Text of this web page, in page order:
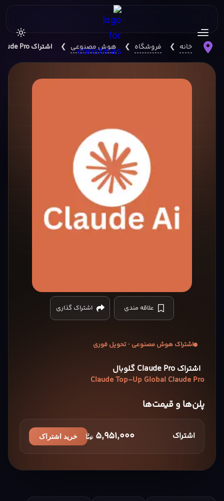
خانه ❯ فروشگاه ❯ هوش مصنوعی ❯ اشتراک Claude Pro گلوبال
Claude
Claude
cover
علاقه مندی اشتراک گذاری
اشتراک هوش مصنوعی · تحویل فوری
اشتراک Claude Pro گلوبال
Claude Top-Up Global Claude Pro
پلن‌ها و قیمت‌ها
اشتراک 5,951,000 خرید اشتراک